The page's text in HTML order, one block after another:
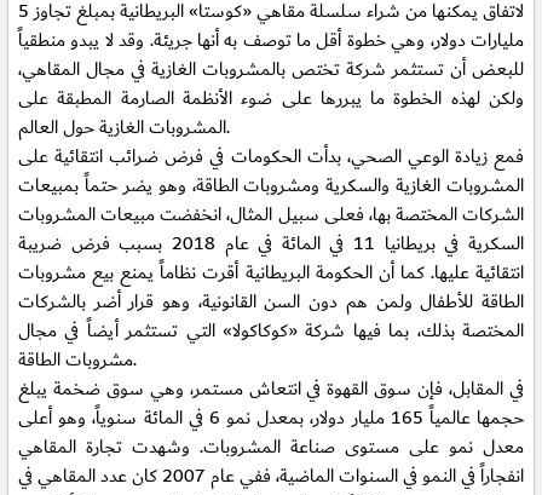
لاتفاق يمكنها من شراء سلسلة مقاهي «كوستا» البريطانية بمبلغ تجاوز 5
مليارات دولار، وهي خطوة أقل ما توصف به أنها جريئة. وقد لا يبدو منطقياً
للبعض أن تستثمر شركة تختص بالمشروبات الغازية في مجال المقاهي،
ولكن لهذه الخطوة ما يبررها على ضوء الأنظمة الصارمة المطبقة على
المشروبات الغازية حول العالم.
فمع زيادة الوعي الصحي، بدأت الحكومات في فرض ضرائب انتقائية على
المشروبات الغازية والسكرية ومشروبات الطاقة، وهو يضر حتماً بمبيعات
الشركات المختصة بها، فعلى سبيل المثال، انخفضت مبيعات المشروبات
السكرية في بريطانيا 11 في المائة في عام 2018 بسبب فرض ضريبة
انتقائية عليها. كما أن الحكومة البريطانية أقرت نظاماً يمنع بيع مشروبات
الطاقة للأطفال ولمن هم دون السن القانونية، وهو قرار أضر بالشركات
المختصة بذلك، بما فيها شركة «كوكاكولا» التي تستثمر أيضاً في مجال
مشروبات الطاقة.
في المقابل، فإن سوق القهوة في انتعاش مستمر، وهي سوق ضخمة يبلغ
حجمها عالمياً 165 مليار دولار، بمعدل نمو 6 في المائة سنوياً، وهو أعلى
معدل نمو على مستوى صناعة المشروبات. وشهدت تجارة المقاهي
انفجاراً في النمو في السنوات الماضية، ففي عام 2007 كان عدد المقاهي في